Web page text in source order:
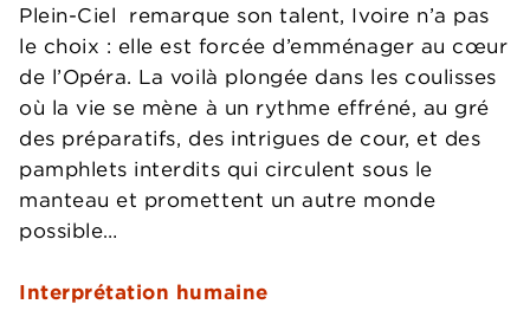
Plein-Ciel remarque son talent, Ivoire n’a pas
le choix : elle est forcée d’emménager au cœur
de l’Opéra. La voilà plongée dans les coulisses
où la vie se mène à un rythme effréné, au gré
des préparatifs, des intrigues de cour, et des
pamphlets interdits qui circulent sous le
manteau et promettent un autre monde
possible…
Interprétation humaine